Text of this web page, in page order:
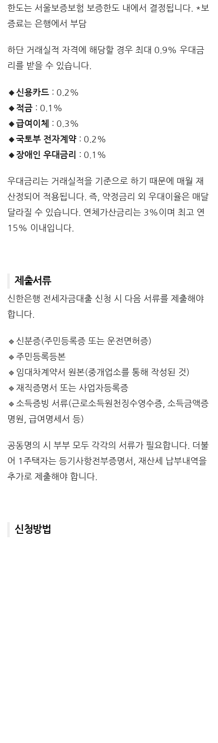
한도는 서울보증보험 보증한도 내에서 결정됩니다. *보
증료는 은행에서 부담
하단 거래실적 자격에 해당할 경우 최대 0.9% 우대금
리를 받을 수 있습니다.
🔸신용카드 : 0.2%
🔸적금 : 0.1%
🔸급여이체
: 0.3%
🔸국토부 전자계약 : 0.2%
🔸장애인 우대금리
: 0.1%
우대금리는 거래실적을 기준으로 하기 때문에 매월 재
산정되어 적용됩니다. 즉, 약정금리 외 우대이율은 매달
달라질 수 있습니다. 연체가산금리는 3%이며 최고 연
15% 이내입니다.
제출서류
신한은행 전세자금대출 신청 시 다음 서류를 제출해야
합니다.
🔹신분증(주민등록증 또는 운전면허증)
🔹주민등록등본
🔹임대차계약서 원본(중개업소를 통해 작성된 것)
🔹재직증명서 또는 사업자등록증
🔹소득증빙 서류(근로소득원천징수영수증, 소득금액증
명원, 급여명세서 등)
공동명의 시 부부 모두 각각의 서류가 필요합니다. 더불
어 1주택자는 등기사항전부증명서, 재산세 납부내역을
추가로 제출해야 합니다.
신청방법